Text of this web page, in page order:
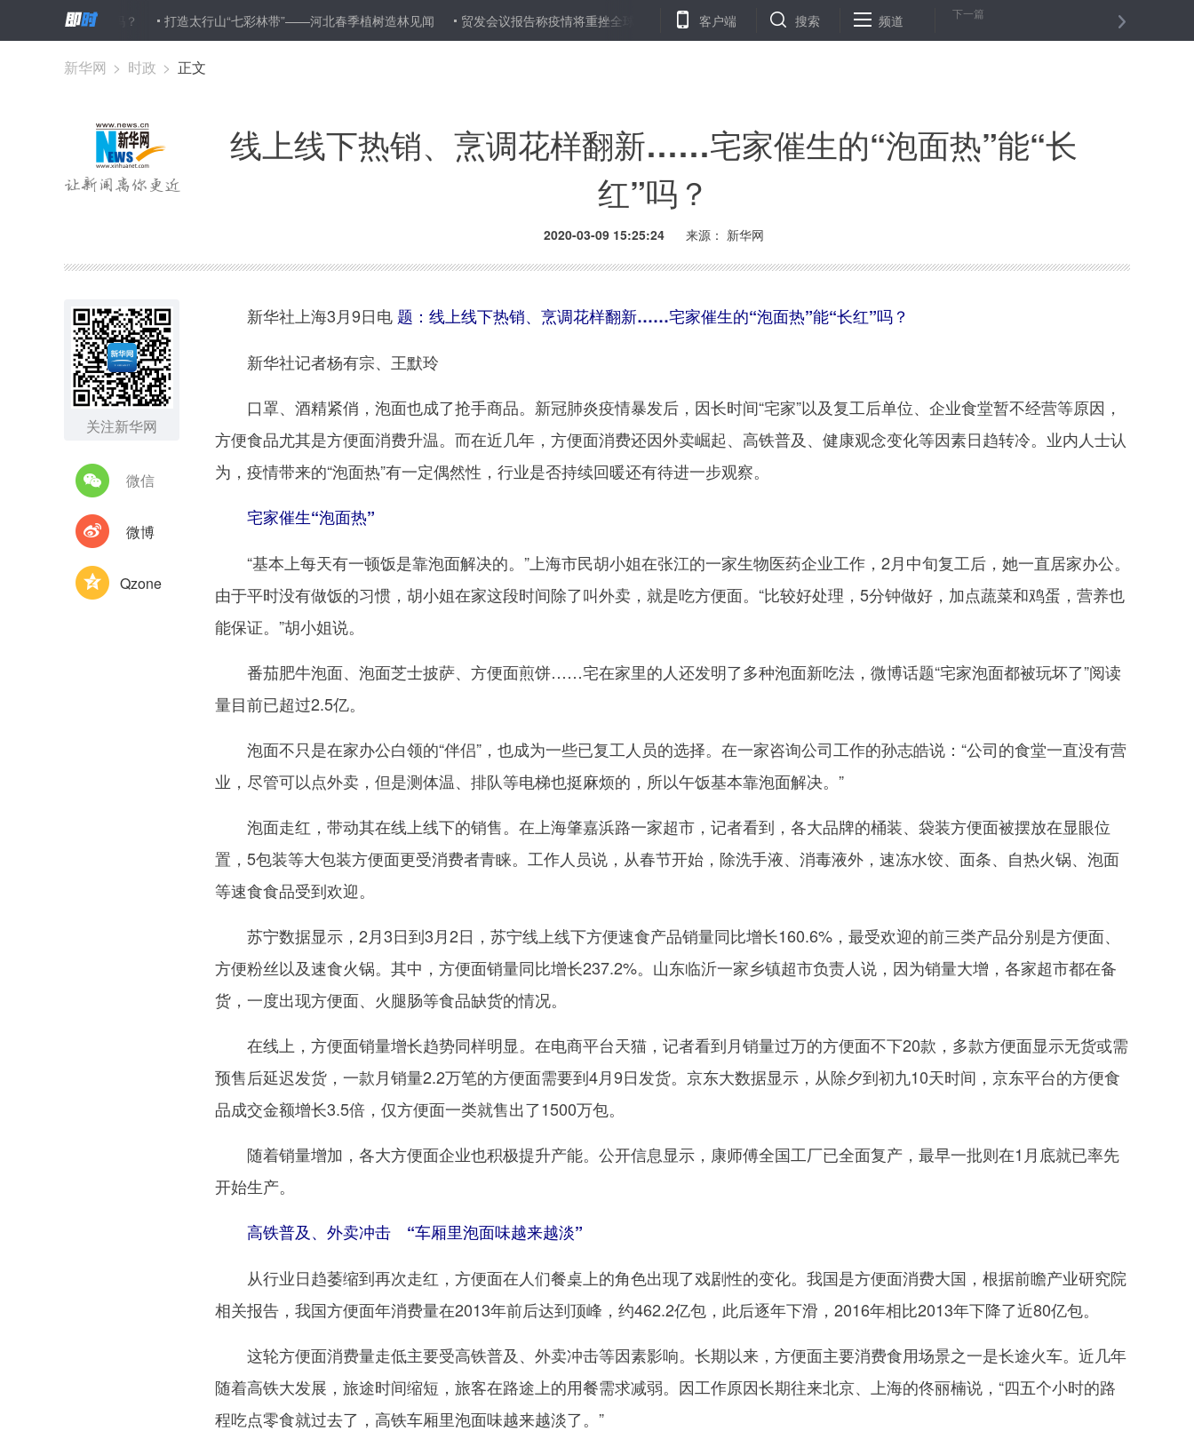
”能“长红”吗？ 打造太行山“七彩林带”——河北春季植树造林见闻 贸发会议报告称疫情将重挫全球外国直接投资 成昆铁路四川甘洛段抢险改线工程新建隧道贯通 湖北孝感：22种重点生活物资降价
客户端 搜索 频道 下一篇
新华网 > 时政 > 正文
线上线下热销、烹调花样翻新……宅家催生的“泡面热”能“长
红”吗？
2020-03-09 15:25:24 来源： 新华网
关注新华网
微信
微博
Qzone
新华社上海3月9日电 题：线上线下热销、烹调花样翻新……宅家催生的“泡面热”能“长红”吗？
新华社记者杨有宗、王默玲
口罩、酒精紧俏，泡面也成了抢手商品。新冠肺炎疫情暴发后，因长时间“宅家”以及复工后单位、企业食堂暂不经营等原因，
方便食品尤其是方便面消费升温。而在近几年，方便面消费还因外卖崛起、高铁普及、健康观念变化等因素日趋转冷。业内人士认
为，疫情带来的“泡面热”有一定偶然性，行业是否持续回暖还有待进一步观察。
宅家催生“泡面热”
“基本上每天有一顿饭是靠泡面解决的。”上海市民胡小姐在张江的一家生物医药企业工作，2月中旬复工后，她一直居家办公。
由于平时没有做饭的习惯，胡小姐在家这段时间除了叫外卖，就是吃方便面。“比较好处理，5分钟做好，加点蔬菜和鸡蛋，营养也
能保证。”胡小姐说。
番茄肥牛泡面、泡面芝士披萨、方便面煎饼……宅在家里的人还发明了多种泡面新吃法，微博话题“宅家泡面都被玩坏了”阅读
量目前已超过2.5亿。
泡面不只是在家办公白领的“伴侣”，也成为一些已复工人员的选择。在一家咨询公司工作的孙志皓说：“公司的食堂一直没有营
业，尽管可以点外卖，但是测体温、排队等电梯也挺麻烦的，所以午饭基本靠泡面解决。”
泡面走红，带动其在线上线下的销售。在上海肇嘉浜路一家超市，记者看到，各大品牌的桶装、袋装方便面被摆放在显眼位
置，5包装等大包装方便面更受消费者青睐。工作人员说，从春节开始，除洗手液、消毒液外，速冻水饺、面条、自热火锅、泡面
等速食食品受到欢迎。
苏宁数据显示，2月3日到3月2日，苏宁线上线下方便速食产品销量同比增长160.6%，最受欢迎的前三类产品分别是方便面、
方便粉丝以及速食火锅。其中，方便面销量同比增长237.2%。山东临沂一家乡镇超市负责人说，因为销量大增，各家超市都在备
货，一度出现方便面、火腿肠等食品缺货的情况。
在线上，方便面销量增长趋势同样明显。在电商平台天猫，记者看到月销量过万的方便面不下20款，多款方便面显示无货或需
预售后延迟发货，一款月销量2.2万笔的方便面需要到4月9日发货。京东大数据显示，从除夕到初九10天时间，京东平台的方便食
品成交金额增长3.5倍，仅方便面一类就售出了1500万包。
随着销量增加，各大方便面企业也积极提升产能。公开信息显示，康师傅全国工厂已全面复产，最早一批则在1月底就已率先
开始生产。
高铁普及、外卖冲击 “车厢里泡面味越来越淡”
从行业日趋萎缩到再次走红，方便面在人们餐桌上的角色出现了戏剧性的变化。我国是方便面消费大国，根据前瞻产业研究院
相关报告，我国方便面年消费量在2013年前后达到顶峰，约462.2亿包，此后逐年下滑，2016年相比2013年下降了近80亿包。
这轮方便面消费量走低主要受高铁普及、外卖冲击等因素影响。长期以来，方便面主要消费食用场景之一是长途火车。近几年
随着高铁大发展，旅途时间缩短，旅客在路途上的用餐需求减弱。因工作原因长期往来北京、上海的佟丽楠说，“四五个小时的路
程吃点零食就过去了，高铁车厢里泡面味越来越淡了。”